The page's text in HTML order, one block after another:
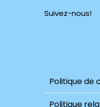
Suivez-nous!
Politique de
Politique